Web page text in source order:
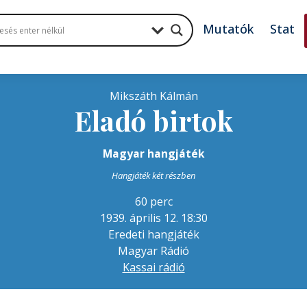
Mutatók Stat
Mikszáth Kálmán
Eladó birtok
Magyar hangjáték
Hangjáték két részben
60 perc
1939. április 12. 18:30
Eredeti hangjáték
Magyar Rádió
Kassai rádió